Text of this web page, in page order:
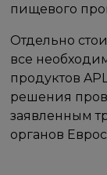
пищевого
Отдельно
все
продуктов
решения
заявленным
органов